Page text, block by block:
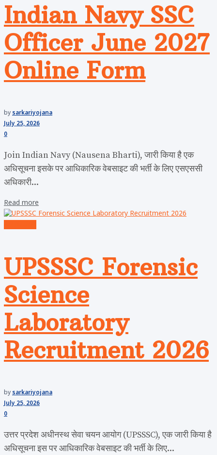
Indian Navy SSC
Officer June 2027
Online Form
by sarkariyojana
July 25, 2026
0
Join Indian Navy (Nausena Bharti), जारी किया है एक
अधिसूचना इसके पर आधिकारिक वेबसाइट की भर्ती के लिए एसएससी
अधिकारी...
Read more
UPSSSC Forensic
Science
Laboratory
Recruitment 2026
by sarkariyojana
July 25, 2026
0
उत्तर प्रदेश अधीनस्थ सेवा चयन आयोग (UPSSSC), एक जारी किया है
अधिसूचना इस पर आधिकारिक वेबसाइट की भर्ती के लिए...